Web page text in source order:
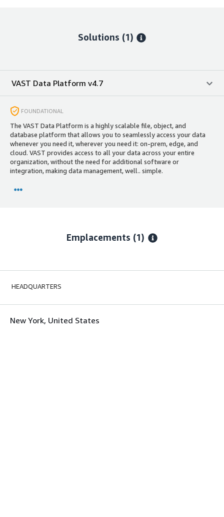
Solutions (1)
VAST Data Platform v4.7
FOUNDATIONAL
The VAST Data Platform is a highly scalable file, object, and
database platform that allows you to seamlessly access your data
whenever you need it, wherever you need it: on-prem, edge, and
cloud. VAST provides access to all your data across your entire
organization, without the need for additional software or
integration, making data management, well.. simple.
Emplacements (1)
HEADQUARTERS
New York, United States